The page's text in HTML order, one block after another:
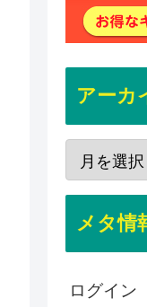
アーカ
メタ情
ログイン